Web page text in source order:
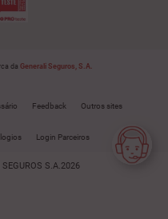
da Generali Seguros, S.A.
Feedback Outros sites
Login Parceiros
S.A.2026